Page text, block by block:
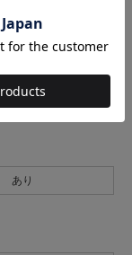
あり
あり